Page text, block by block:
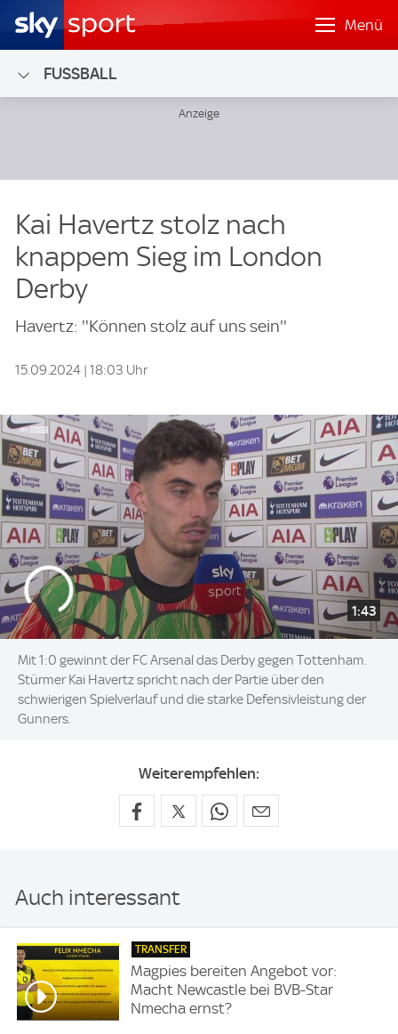
Menü
FUSSBALL
Kai Havertz stolz nach
knappem Sieg im London
Derby
Havertz: ''Können stolz auf uns sein''
15.09.2024 | 18:03 Uhr
1:43
Mit 1:0 gewinnt der FC Arsenal das Derby gegen Tottenham.
Stürmer Kai Havertz spricht nach der Partie über den
schwierigen Spielverlauf und die starke Defensivleistung der
Gunners.
Weiterempfehlen:
Auch interessant
TRANSFER
Magpies bereiten Angebot vor:
Macht Newcastle bei BVB-Star
Nmecha ernst?